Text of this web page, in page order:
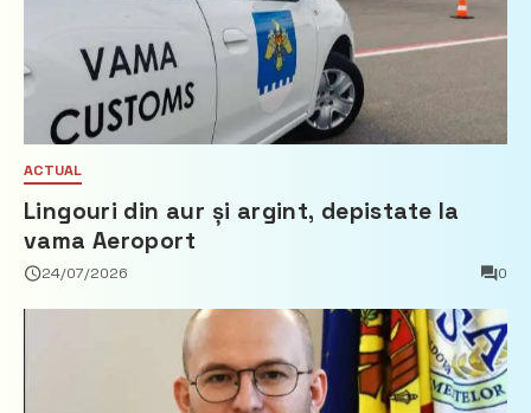
ACTUAL
Lingouri din aur și argint, depistate la
vama Aeroport
24/07/2026 0